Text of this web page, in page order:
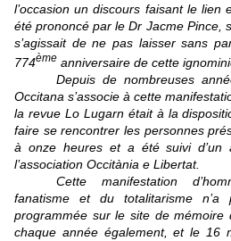
l’occasion un discours faisant le lien
été prononcé par le Dr Jacme Pince,
s’agissait de ne pas laisser sans
774ème anniversaire de cette
Depuis de nombreuses
Occitana s’associe à cette
la revue Lo Lugarn était à la
faire se rencontrer les personnes
à onze heures et a été suivi d’un
l’association Occitània e Libertat.
Cette manifestation
fanatisme et du totalitarisme
programmée sur le site de mémoire
chaque année également, et le 16